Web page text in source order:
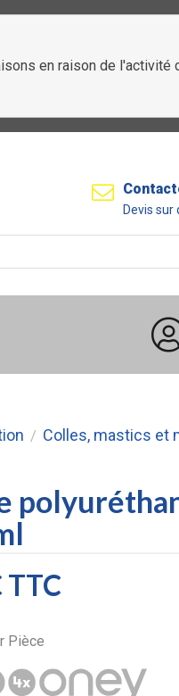
en raison de
Devis sur
/ Colles, mastics et
TTC
Pièce